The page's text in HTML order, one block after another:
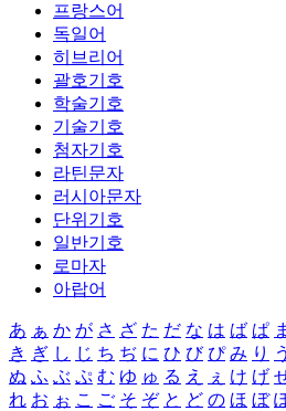
프랑스어
독일어
히브리어
괄호기호
학술기호
기술기호
첨자기호
라틴문자
러시아문자
단위기호
일반기호
로마자
아랍어
あ ぁ か が さ ざ た だ な は ば ぱ ま
き ぎ し じ ち ぢ に ひ び ぴ み り う
ぬ ふ ぶ ぷ む ゆ ゅ る え ぇ け げ
れ お ぉ こ ご そ ぞ と ど の ほ ぼ